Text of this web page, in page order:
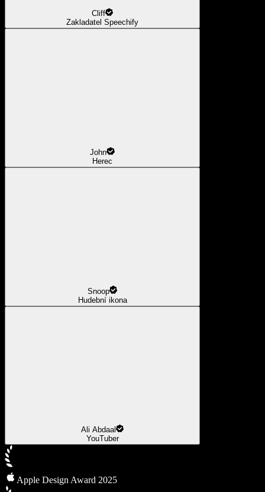
Cliff
Zakladatel Speechify
John
Herec
Snoop
Hudební ikona
Ali Abdaal
YouTuber
Apple Design Award 2025